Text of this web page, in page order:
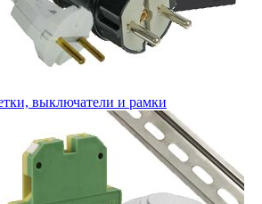
выключатели и рамки